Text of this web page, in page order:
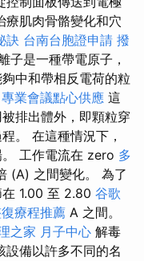
療肌肉骨骼變化和穴
訣 台南台胞證申請 撥
子是一種帶電原子，
中和帶相反電荷的粒
專業會議點心供應 這
排出體外，即顆粒穿
。 在這種情況下，
工作電流在 zero 多
(A) 之間變化。 為了
1.00 至 2.80 谷歌
療程推薦 A 之間。
之家 月子中心 解毒
設備以許多不同的名